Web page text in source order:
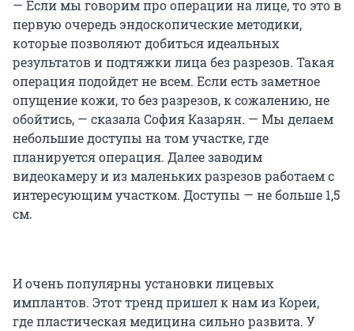
— Если мы говорим про операции на лице, то это в
первую очередь эндоскопические методики,
которые позволяют добиться идеальных
результатов и подтяжки лица без разрезов. Такая
операция подойдет не всем. Если есть заметное
опущение кожи, то без разрезов, к сожалению, не
обойтись, — сказала София Казарян. — Мы делаем
небольшие доступы на том участке, где
планируется операция. Далее заводим
видеокамеру и из маленьких разрезов работаем с
интересующим участком. Доступы — не больше 1,5
см.
И очень популярны установки лицевых
имплантов. Этот тренд пришел к нам из Кореи,
где пластическая медицина сильно развита. У